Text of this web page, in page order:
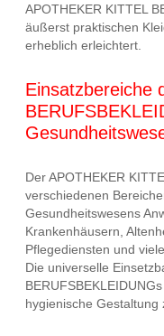
APOTHEKER KITTEL
äußerst praktischen
erheblich erleichtert.
Einsatzbereiche
Der APOTHEKER
verschiedenen
Gesundheitswesens
Krankenhäusern,
Pflegediensten und
Die universelle
hygienische Gestaltung